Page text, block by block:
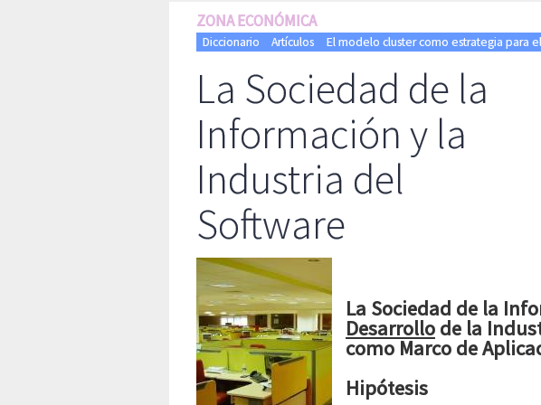
ZONA ECONÓMICA
Diccionario Artículos El modelo cluster como estrategia para
La Sociedad de la
Información y la
Industria del
Software
La Sociedad de la
Desarrollo de la
como Marco de
Hipótesis